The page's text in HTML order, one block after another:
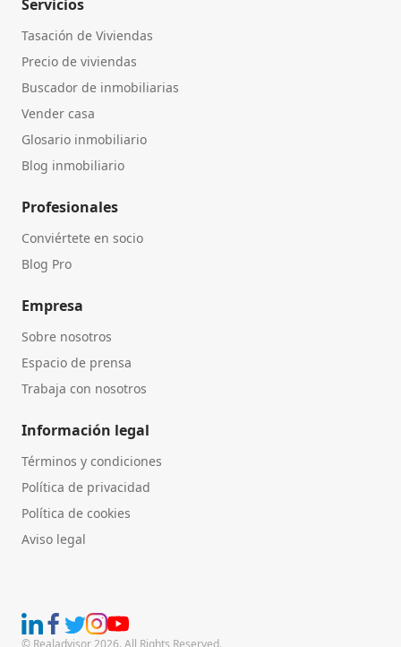
Servicios
Tasación de Viviendas
Precio de viviendas
Buscador de inmobiliarias
Vender casa
Glosario inmobiliario
Blog inmobiliario
Profesionales
Conviértete en socio
Blog Pro
Empresa
Sobre nosotros
Espacio de prensa
Trabaja con nosotros
Información legal
Términos y condiciones
Política de privacidad
Política de cookies
Aviso legal
© Realadvisor 2026. All Rights Reserved.